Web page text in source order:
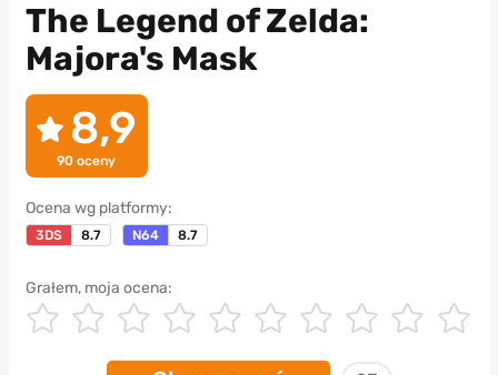
The Legend of Zelda:
Majora's Mask
8,9
90 oceny
Ocena wg platformy:
3DS 8.7 N64 8.7
Grałem, moja ocena: